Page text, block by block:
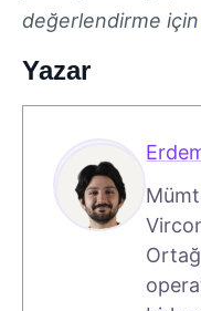
değerlendirme için
Yazar